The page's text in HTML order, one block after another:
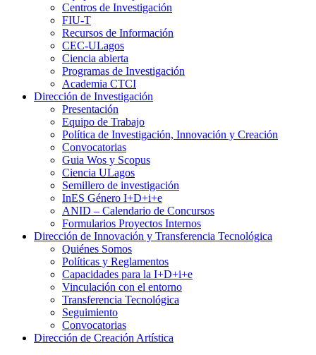
Centros de Investigación
FIU-T
Recursos de Información
CEC-ULagos
Ciencia abierta
Programas de Investigación
Academia CTCI
Dirección de Investigación
Presentación
Equipo de Trabajo
Política de Investigación, Innovación y Creación
Convocatorias
Guia Wos y Scopus
Ciencia ULagos
Semillero de investigación
InES Género I+D+i+e
ANID – Calendario de Concursos
Formularios Proyectos Internos
Dirección de Innovación y Transferencia Tecnológica
Quiénes Somos
Políticas y Reglamentos
Capacidades para la I+D+i+e
Vinculación con el entorno
Transferencia Tecnológica
Seguimiento
Convocatorias
Dirección de Creación Artística